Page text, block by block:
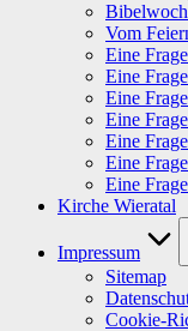
Vom
Eine
Eine
Eine
Eine
Eine
Eine
Eine
Kirche Wieratal
Impressum
Sitemap
Cookie-